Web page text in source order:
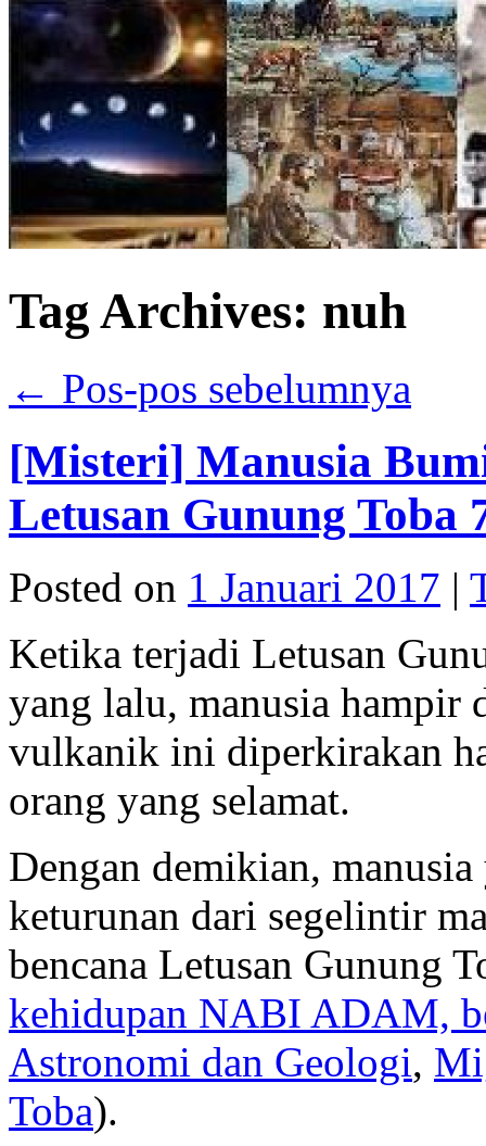
Tag Archives: nuh
← Pos-pos sebelumnya
[Misteri] Manusia
Letusan Gunung Toba
Posted on 1 Januari 2017 |
Ketika terjadi Letusan
yang lalu, manusia hampir
vulkanik ini diperkirakan
orang yang selamat.
Dengan demikian,
keturunan dari segelintir
bencana Letusan Gunung
kehidupan NABI ADAM,
Astronomi dan Geologi,
Toba).